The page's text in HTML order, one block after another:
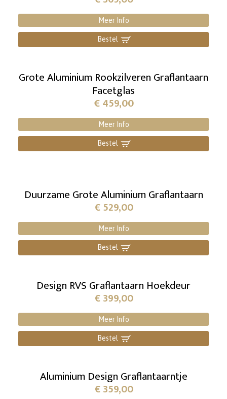
Meer Info
Bestel ]
Grote Aluminium Rookzilveren Graflantaarn
Facetglas
€459,00
Meer Info
Bestel ]
Duurzame Grote Aluminium Graflantaarn
€529,00
Meer Info
Bestel ]
Design RVS Graflantaarn Hoekdeur
€399,00
Meer Info
Bestel ]
Aluminium Design Graflantaarntje
€359,00